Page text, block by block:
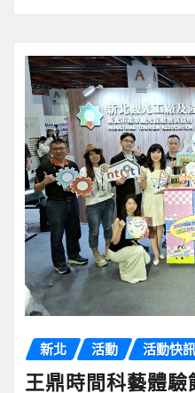
新北 活動 活動快訊
王鼎時間科藝體